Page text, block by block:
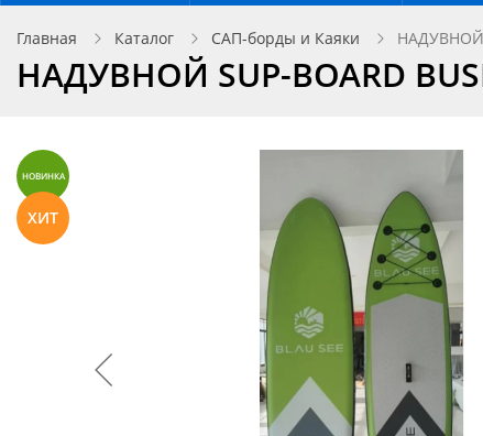
Главная Каталог САП-борды и Каяки НАДУВНОЙ
НАДУВНОЙ SUP-BOARD
НОВИНКА
ХИТ